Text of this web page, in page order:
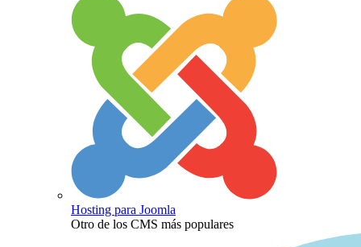
Hosting para Joomla
Otro de los CMS más populares